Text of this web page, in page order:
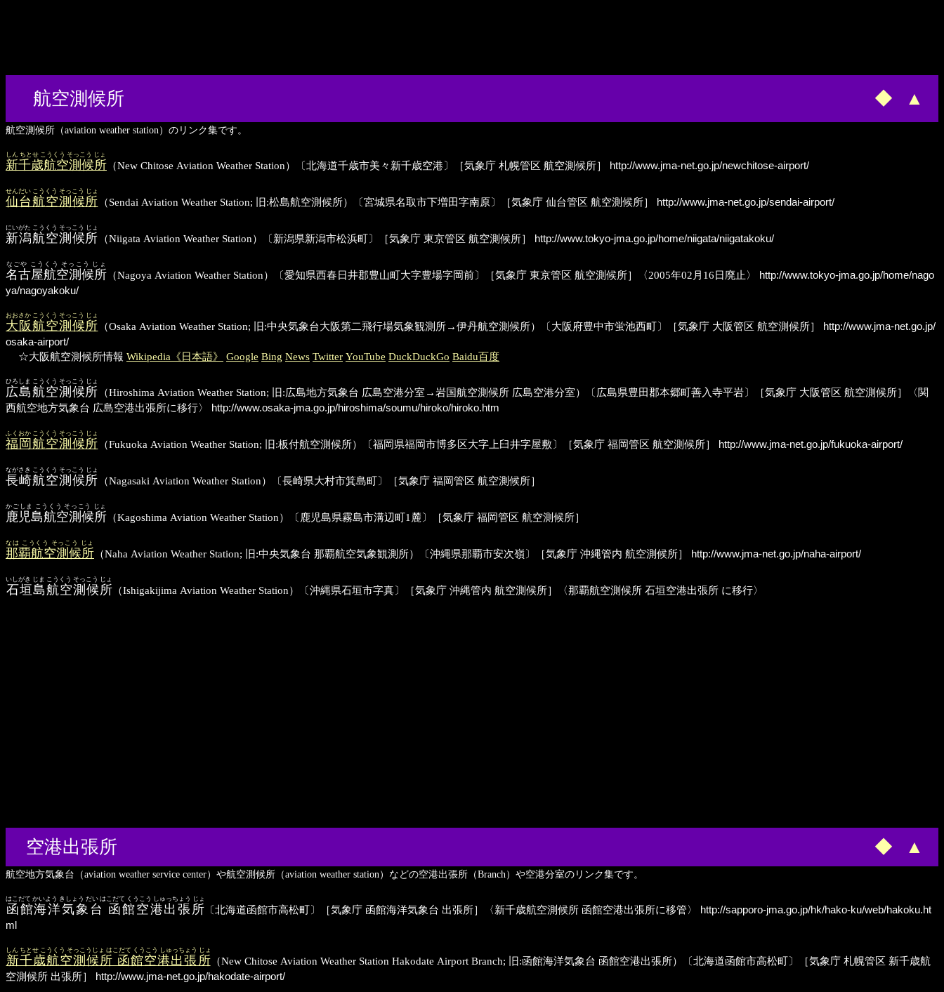
航空測候所 ◆ ▲
航空測候所（aviation weather station）のリンク集です。
新千歳航空測候所
しん ちとせ こうくう そっこう じょ
（New Chitose Aviation Weather Station）〔北海道千歳市美々新千歳空港〕［気象庁 札幌管区 航空測候所］ http://www.jma-net.go.jp/newchitose-airport/
仙台航空測候所
せんだい こうくう そっこう じょ
（Sendai Aviation Weather Station; 旧:松島航空測候所）〔宮城県名取市下増田字南原〕［気象庁 仙台管区 航空測候所］ http://www.jma-net.go.jp/sendai-airport/
新潟航空測候所
にいがた こうくう そっこう じょ
（Niigata Aviation Weather Station）〔新潟県新潟市松浜町〕［気象庁 東京管区 航空測候所］ http://www.tokyo-jma.go.jp/home/niigata/niigatakoku/
名古屋航空測候所
なごや こうくう そっこう じょ
（Nagoya Aviation Weather Station）〔愛知県西春日井郡豊山町大字豊場字岡前〕［気象庁 東京管区 航空測候所］〈2005年02月16日廃止〉
http://www.tokyo-jma.go.jp/home/nago
ya/nagoyakoku/
大阪航空測候所
おおさか こうくう そっこう じょ
（Osaka Aviation Weather Station; 旧:中央気象台大阪第二飛行場気象観測所→伊丹航空測候所）〔大阪府豊中市蛍池西町〕［気象庁 大阪管区 航空測候所］
http://www.jma-net.go.jp/
osaka-airport/
☆大阪航空測候所情報 Wikipedia《日本語》 Google Bing News Twitter YouTube DuckDuckGo Baidu百度
広島航空測候所
ひろしま こうくう そっこう じょ
（Hiroshima Aviation Weather Station; 旧:広島地方気象台 広島空港分室→岩国航空測候所 広島空港分室）〔広島県豊田郡本郷町善入寺平岩〕［気象庁 大阪管区 航空測候所］〈関
西航空地方気象台 広島空港出張所に移行〉
http://www.osaka-jma.go.jp/hiroshima/soumu/hiroko/hiroko.htm
福岡航空測候所
ふくおか こうくう そっこう じょ
（Fukuoka Aviation Weather Station; 旧:板付航空測候所）〔福岡県福岡市博多区大字上臼井字屋敷〕［気象庁 福岡管区 航空測候所］ http://www.jma-net.go.jp/fukuoka-airport/
長崎航空測候所
ながさき こうくう そっこう じょ
（Nagasaki Aviation Weather Station）〔長崎県大村市箕島町〕［気象庁 福岡管区 航空測候所］
鹿児島航空測候所
かごしま こうくう そっこう じょ
（Kagoshima Aviation Weather Station）〔鹿児島県霧島市溝辺町1麓〕［気象庁 福岡管区 航空測候所］
那覇航空測候所
なは こうくう そっこう じょ
（Naha Aviation Weather Station; 旧:中央気象台 那覇航空気象観測所）〔沖縄県那覇市安次嶺〕［気象庁 沖縄管内 航空測候所］ http://www.jma-net.go.jp/naha-airport/
石垣島航空測候所
いしがき じま こうくう そっこう じょ
（Ishigakijima Aviation Weather Station）〔沖縄県石垣市字真〕［気象庁 沖縄管内 航空測候所］〈那覇航空測候所 石垣空港出張所 に移行〉
空港出張所 ◆ ▲
航空地方気象台（aviation weather service center）や航空測候所（aviation weather station）などの空港出張所（Branch）や空港分室のリンク集です。
函館海洋気象台 函館空港出張所
はこだて かいよう きしょう だい はこだて くうこう しゅっちょう じょ
〔北海道函館市高松町〕［気象庁 函館海洋気象台 出張所］〈新千歳航空測候所 函館空港出張所に移管〉
http://sapporo-jma.go.jp/hk/hako-ku/web/hakoku.ht
ml
新千歳航空測候所 函館空港出張所
しん ちとせ こうくう そっこうじょ はこだて くうこう しゅっちょう じょ
（New Chitose Aviation Weather Station Hakodate Airport Branch; 旧:函館海洋気象台 函館空港出張所）〔北海道函館市高松町〕［気象庁 札幌管区 新千歳航
空測候所 出張所］
http://www.jma-net.go.jp/hakodate-airport/